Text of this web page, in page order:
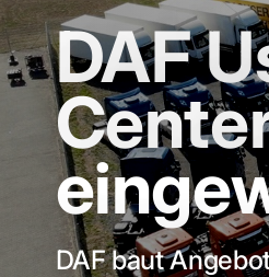
DAF
DAF baut